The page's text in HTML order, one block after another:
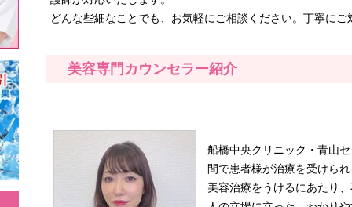
どんな些細なことでも、お気軽にご相談ください。丁寧に
美容専門カウンセラー紹介
船橋中央クリニック・青山
間で患者様が治療を受けら
美容治療をうけるにあたり